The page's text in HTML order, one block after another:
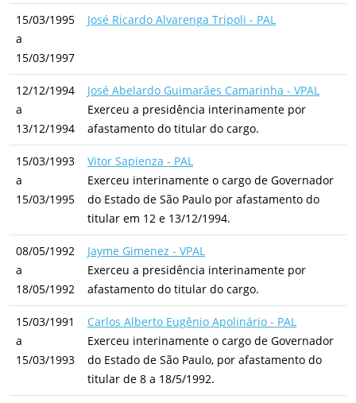
15/03/1995
a
15/03/1997
José Ricardo Alvarenga Tripoli - PAL
12/12/1994
a
13/12/1994
José Abelardo Guimarães Camarinha - VPAL
Exerceu a presidência interinamente por
afastamento do titular do cargo.
15/03/1993
a
15/03/1995
Vitor Sapienza - PAL
Exerceu interinamente o cargo de Governador
do Estado de São Paulo por afastamento do
titular em 12 e 13/12/1994.
08/05/1992
a
18/05/1992
Jayme Gimenez - VPAL
Exerceu a presidência interinamente por
afastamento do titular do cargo.
15/03/1991
a
15/03/1993
Carlos Alberto Eugênio Apolinário - PAL
Exerceu interinamente o cargo de Governador
do Estado de São Paulo, por afastamento do
titular de 8 a 18/5/1992.